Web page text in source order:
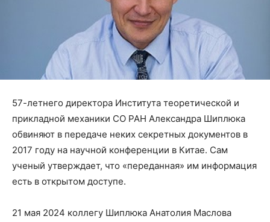
57-летнего директора Института теоретической и
прикладной механики СО РАН Александра Шиплюка
обвиняют в передаче неких секретных документов в
2017 году на научной конференции в Китае. Сам
ученый утверждает, что «переданная» им информация
есть в открытом доступе.
21 мая 2024 коллегу Шиплюка Анатолия Маслова